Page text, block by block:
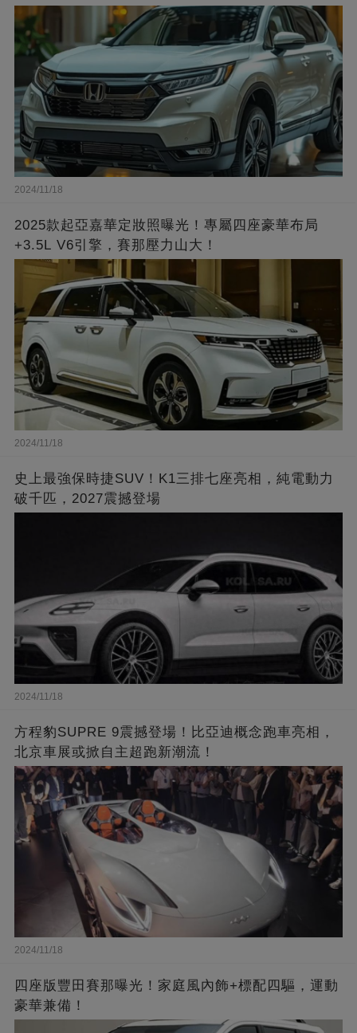
2024/11/18
2025款起亞嘉華定妝照曝光！專屬四座豪華布局
+3.5L V6引擎，賽那壓力山大！
2024/11/18
史上最強保時捷SUV！K1三排七座亮相，純電動力
破千匹，2027震撼登場
2024/11/18
方程豹SUPRE 9震撼登場！比亞迪概念跑車亮相，
北京車展或掀自主超跑新潮流！
2024/11/18
四座版豐田賽那曝光！家庭風內飾+標配四驅，運動
豪華兼備！